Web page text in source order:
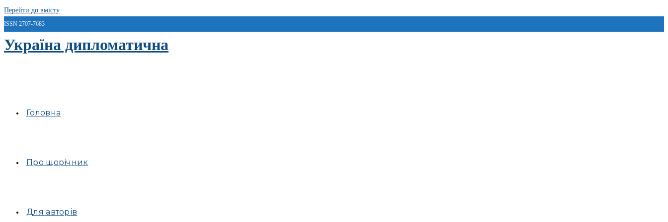
Перейти до вмісту
ISSN 2707-7683
Україна дипломатична
Головна
Про щорічник
Для авторів